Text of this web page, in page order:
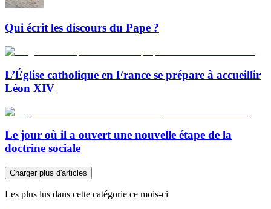
Qui écrit les discours du Pape ?
L’Église catholique en France se prépare à accueillir
Léon XIV
Le jour où il a ouvert une nouvelle étape de la
doctrine sociale
Charger plus d'articles
Les plus lus dans cette catégorie ce mois-ci